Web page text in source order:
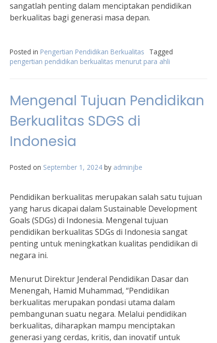
sangatlah penting dalam menciptakan pendidikan
berkualitas bagi generasi masa depan.
Posted in Pengertian Pendidikan Berkualitas
Tagged
pengertian pendidikan berkualitas menurut para ahli
Mengenal Tujuan Pendidikan
Berkualitas SDGS di
Indonesia
Posted on September 1, 2024 by adminjbe
Pendidikan berkualitas merupakan salah satu tujuan
yang harus dicapai dalam Sustainable Development
Goals (SDGs) di Indonesia. Mengenal tujuan
pendidikan berkualitas SDGs di Indonesia sangat
penting untuk meningkatkan kualitas pendidikan di
negara ini.
Menurut Direktur Jenderal Pendidikan Dasar dan
Menengah, Hamid Muhammad, “Pendidikan
berkualitas merupakan pondasi utama dalam
pembangunan suatu negara. Melalui pendidikan
berkualitas, diharapkan mampu menciptakan
generasi yang cerdas, kritis, dan inovatif untuk